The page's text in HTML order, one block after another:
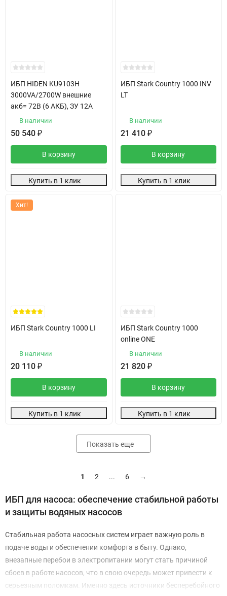
ИБП HIDEN KU9103H
3000VA/2700W внешние
акб= 72В (6 АКБ), ЗУ 12А
В наличии
50 540 ₽
В корзину
Купить в 1 клик
ИБП Stark Country 1000 INV
LT
В наличии
21 410 ₽
В корзину
Купить в 1 клик
Хит!
ИБП Stark Country 1000 LI
В наличии
20 110 ₽
В корзину
Купить в 1 клик
ИБП Stark Country 1000
online ONE
В наличии
21 820 ₽
В корзину
Купить в 1 клик
Показать еще
1 2 ... 6 →
ИБП для насоса: обеспечение стабильной работы
и защиты водяных насосов
Стабильная работа насосных систем играет важную роль в
подаче воды и обеспечении комфорта в быту. Однако,
внезапные перебои в электропитании могут стать причиной
сбоев в работе насосов, что в свою очередь может привести к
серьезным поломкам. Именно здесь источники бесперебойного